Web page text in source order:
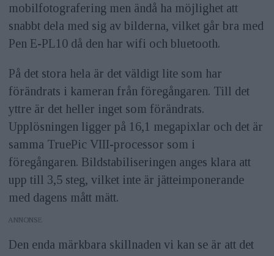
mobilfotografering men ändå ha möjlighet att
snabbt dela med sig av bilderna, vilket går bra med
Pen E-PL10 då den har wifi och bluetooth.
På det stora hela är det väldigt lite som har
förändrats i kameran från föregångaren. Till det
yttre är det heller inget som förändrats.
Upplösningen ligger på 16,1 megapixlar och det är
samma TruePic VIII-processor som i
föregångaren. Bildstabiliseringen anges klara att
upp till 3,5 steg, vilket inte är jätteimponerande
med dagens mått mätt.
ANNONS
Den enda märkbara skillnaden vi kan se är att det